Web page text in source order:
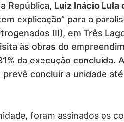
República, Luiz Inácio Lula
explicação” para a
III), em Três
às obras do
da execução concluída.
prevê concluir a unidade
foram assinados os